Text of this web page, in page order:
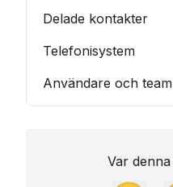
Delade kontakter
Telefonisystem
Användare och team
Var